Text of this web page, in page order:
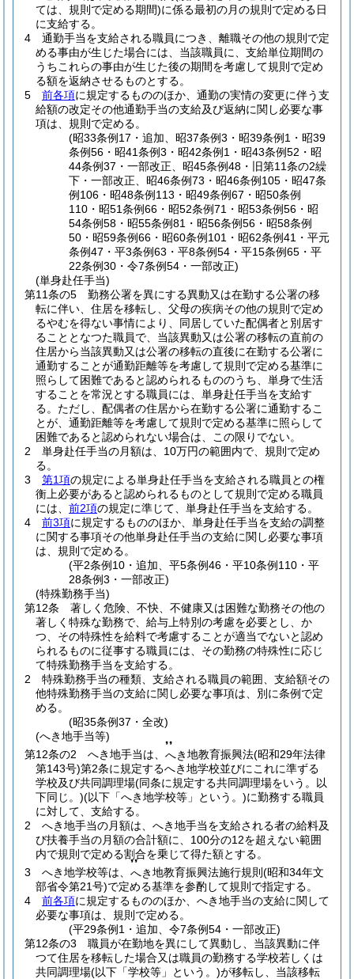
ては、規則で定める期間)に係る最初の月の規則で定める日
に支給する。
4
通勤手当を支給される職員につき、離職その他の規則で定
める事由が生じた場合には、当該職員に、支給単位期間の
うちこれらの事由が生じた後の期間を考慮して規則で定め
る額を返納させるものとする。
5
前各項に規定するもののほか、通勤の実情の変更に伴う支
給額の改定その他通勤手当の支給及び返納に関し必要な事
項は、規則で定める。
(昭33条例17・追加、昭37条例3・昭39条例1・昭39
条例56・昭41条例3・昭42条例1・昭43条例52・昭
44条例37・一部改正、昭45条例48・旧第11条の2繰
下・一部改正、昭46条例73・昭46条例105・昭47条
例106・昭48条例113・昭49条例67・昭50条例
110・昭51条例66・昭52条例71・昭53条例56・昭
54条例58・昭55条例81・昭56条例56・昭58条例
50・昭59条例66・昭60条例101・昭62条例41・平元
条例47・平3条例63・平8条例54・平15条例65・平
22条例30・令7条例54・一部改正)
(単身赴任手当)
第11条の5
勤務公署を異にする異動又は在勤する公署の移
転に伴い、住居を移転し、父母の疾病その他の規則で定め
るやむを得ない事情により、同居していた配偶者と別居す
ることとなつた職員で、当該異動又は公署の移転の直前の
住居から当該異動又は公署の移転の直後に在勤する公署に
通勤することが通勤距離等を考慮して規則で定める基準に
照らして困難であると認められるもののうち、単身で生活
することを常況とする職員には、単身赴任手当を支給す
る。 ただし、配偶者の住居から在勤する公署に通勤するこ
とが、通勤距離等を考慮して規則で定める基準に照らして
困難であると認められない場合は、この限りでない。
2
単身赴任手当の月額は、10万円の範囲内で、規則で定め
る。
3
第1項の規定による単身赴任手当を支給される職員との権
衡上必要があると認められるものとして規則で定める職員
には、 前2項の規定に準じて、単身赴任手当を支給する。
4
前3項に規定するもののほか、単身赴任手当を支給の調整
に関する事項その他単身赴任手当の支給に関し必要な事項
は、規則で定める。
(平2条例10・追加、平5条例46・平10条例110・平
28条例3・一部改正)
(特殊勤務手当)
第12条
著しく危険、不快、不健康又は困難な勤務その他の
著しく特殊な勤務で、給与上特別の考慮を必要とし、か
つ、その特殊性を給料で考慮することが適当でないと認め
られるものに従事する職員には、その勤務の特殊性に応じ
て特殊勤務手当を支給する。
2
特殊勤務手当の種類、支給される職員の範囲、支給額その
他特殊勤務手当の支給に関し必要な事項は、別に条例で定
める。
(昭35条例37・全改)
(へき地手当等)
第12条の2
へき地手当は、 へき
❜❜
地教育振興法(昭和29年法律
第143号)第2条に規定するへき地学校並びにこれに準ずる
学校及び共同調理場(同条に規定する共同調理場をいう。以
下同じ。)(以下「へき地学校等」という。)に勤務する職員
に対して、支給する。
2
へき地手当の月額は、へき地手当を支給される者の給料及
び扶養手当の月額の合計額に、100分の12を超えない範囲
内で規則で定める割合を乗じて得た額とする。
3
へき地学校等は、 へき
❜❜
地教育振興法施行規則 (昭和34年文
部省令第21号)で定める基準を参酌して規則で指定する。
4
前各項に規定するもののほか、へき地手当の支給に関して
必要な事項は、規則で定める。
(平29条例1・追加、令7条例54・一部改正)
第12条の3
職員が在勤地を異にして異動し、当該異動に伴
つて住居を移転した場合又は職員の勤務する学校若しくは
共同調理場(以下「学校等」という。)が移転し、当該移転